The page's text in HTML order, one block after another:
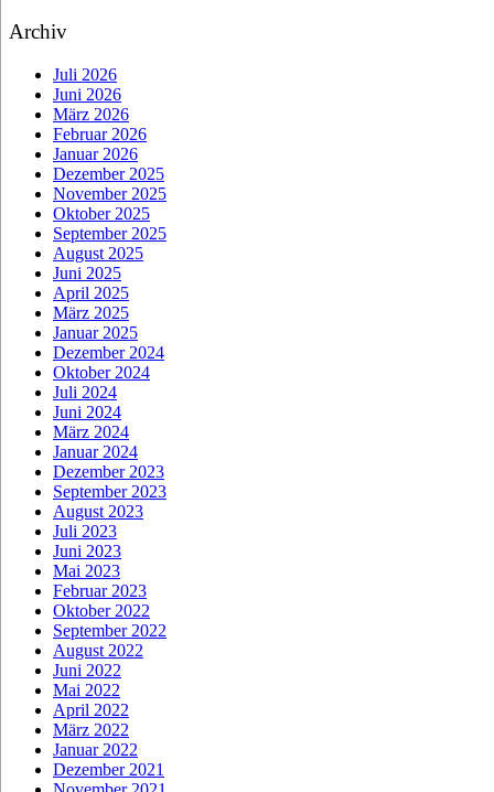
Archiv
Juli 2026
Juni 2026
März 2026
Februar 2026
Januar 2026
Dezember 2025
November 2025
Oktober 2025
September 2025
August 2025
Juni 2025
April 2025
März 2025
Januar 2025
Dezember 2024
Oktober 2024
Juli 2024
Juni 2024
März 2024
Januar 2024
Dezember 2023
September 2023
August 2023
Juli 2023
Juni 2023
Mai 2023
Februar 2023
Oktober 2022
September 2022
August 2022
Juni 2022
Mai 2022
April 2022
März 2022
Januar 2022
Dezember 2021